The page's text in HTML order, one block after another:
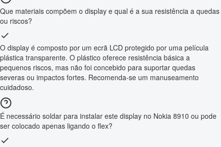
Que materiais compõem o display e qual é a sua resistência a quedas
ou riscos?
O display é composto por um ecrã LCD protegido por uma película
plástica transparente. O plástico oferece resistência básica a
pequenos riscos, mas não foi concebido para suportar quedas
severas ou impactos fortes. Recomenda-se um manuseamento
cuidadoso.
É necessário soldar para instalar este display no Nokia 8910 ou pode
ser colocado apenas ligando o flex?